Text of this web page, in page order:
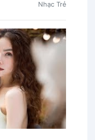
Nhạc Trẻ